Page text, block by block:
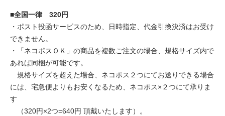
■全国一律 320円
・ポスト投函サービスのため、日時指定、代金引換決済はお受け
できません。
・「ネコポスＯＫ」の商品を複数ご注文の場合、規格サイズ内で
あれば同梱が可能です。
規格サイズを超えた場合、ネコポス２つにてお送りできる場合
には、宅急便よりもお安くなるため、ネコポス×２つにて承りま
す
（320円×2つ=640円 頂戴いたします）。